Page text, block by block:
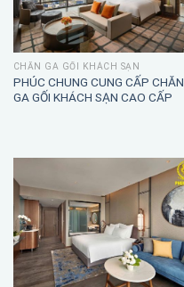
CHĂN GA GỐI KHÁCH SẠN
PHÚC CHUNG CUNG CẤP CHĂN
GA GỐI KHÁCH SẠN CAO CẤP